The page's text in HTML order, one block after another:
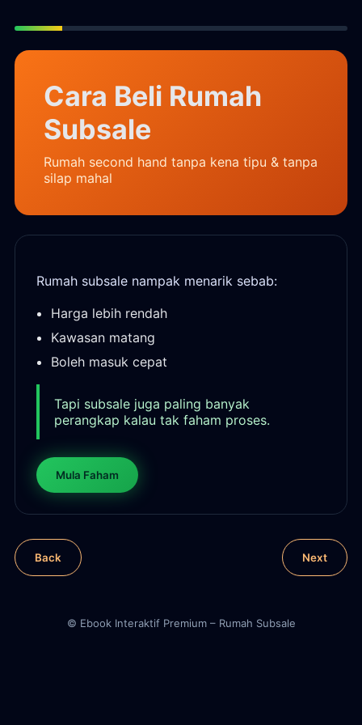
Cara Beli Rumah
Subsale
Rumah second hand tanpa kena tipu & tanpa
silap mahal
Rumah subsale nampak menarik sebab:
Harga lebih rendah
Kawasan matang
Boleh masuk cepat
Tapi subsale juga paling banyak
perangkap kalau tak faham proses.
Mula Faham
Back Next
© Ebook Interaktif Premium – Rumah Subsale